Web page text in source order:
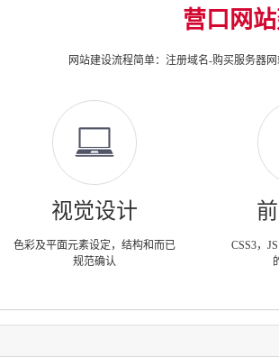
营口网
网站建设流程简单：注册域名-购买服务器
视觉设计
色彩及平面元素设定，结构和而已
规范确认
CSS3，